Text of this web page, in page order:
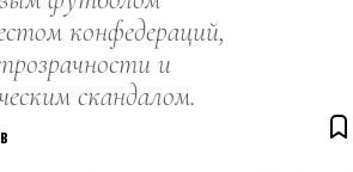
конфедераций,
и
скандалом.